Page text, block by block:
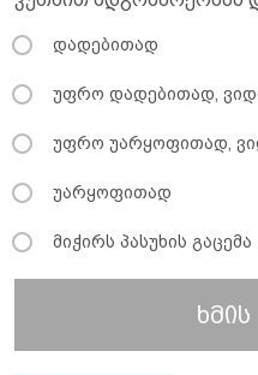
დადებითად
უფრო დადებითად,
უფრო უარყოფითად,
უარყოფითად
მიჭირს პასუხის გაცემა